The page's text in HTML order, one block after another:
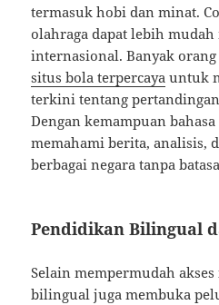
termasuk hobi dan minat.
olahraga dapat lebih
internasional. Banyak
situs bola terpercaya untuk
terkini tentang
Dengan kemampuan
memahami berita, analisis,
berbagai negara tanpa
Pendidikan Bilingual
Selain mempermudah
bilingual juga membuka